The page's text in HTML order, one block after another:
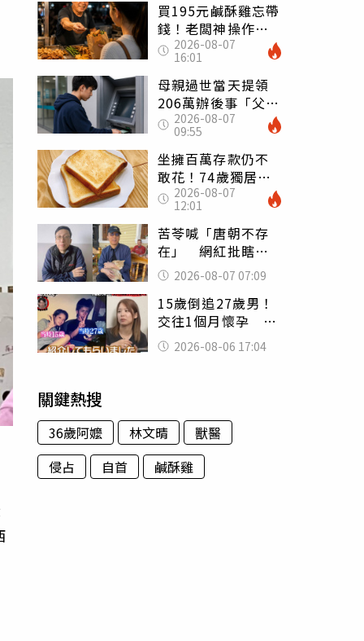
買195元鹹酥雞忘帶
錢！老闆神操作
「倒找5元」 全網
看哭：這就是台灣
2026-08-07
16:01
母親過世當天提領
206萬辦後事「父子
遭判刑」 律師：
搶錢先下手是罪
2026-08-07
09:55
坐擁百萬存款仍不
敢花！74歲獨居翁
「1餐只吃1片吐
司」 半年後暴瘦
嚇壞女兒
2026-08-07
12:01
苦苓喊「唐朝不存
在」 網紅批瞎編
歷史：李白、杜甫
用鮮卑文寫詩？
2026-08-07 07:09
15歲倒追27歲男！
交往1個月懷孕 36
歲當阿嬤故事曝光
2026-08-06 17:04
關鍵熱搜
36歲阿嬤 林文晴
獸醫
侵占
自首 鹹酥雞